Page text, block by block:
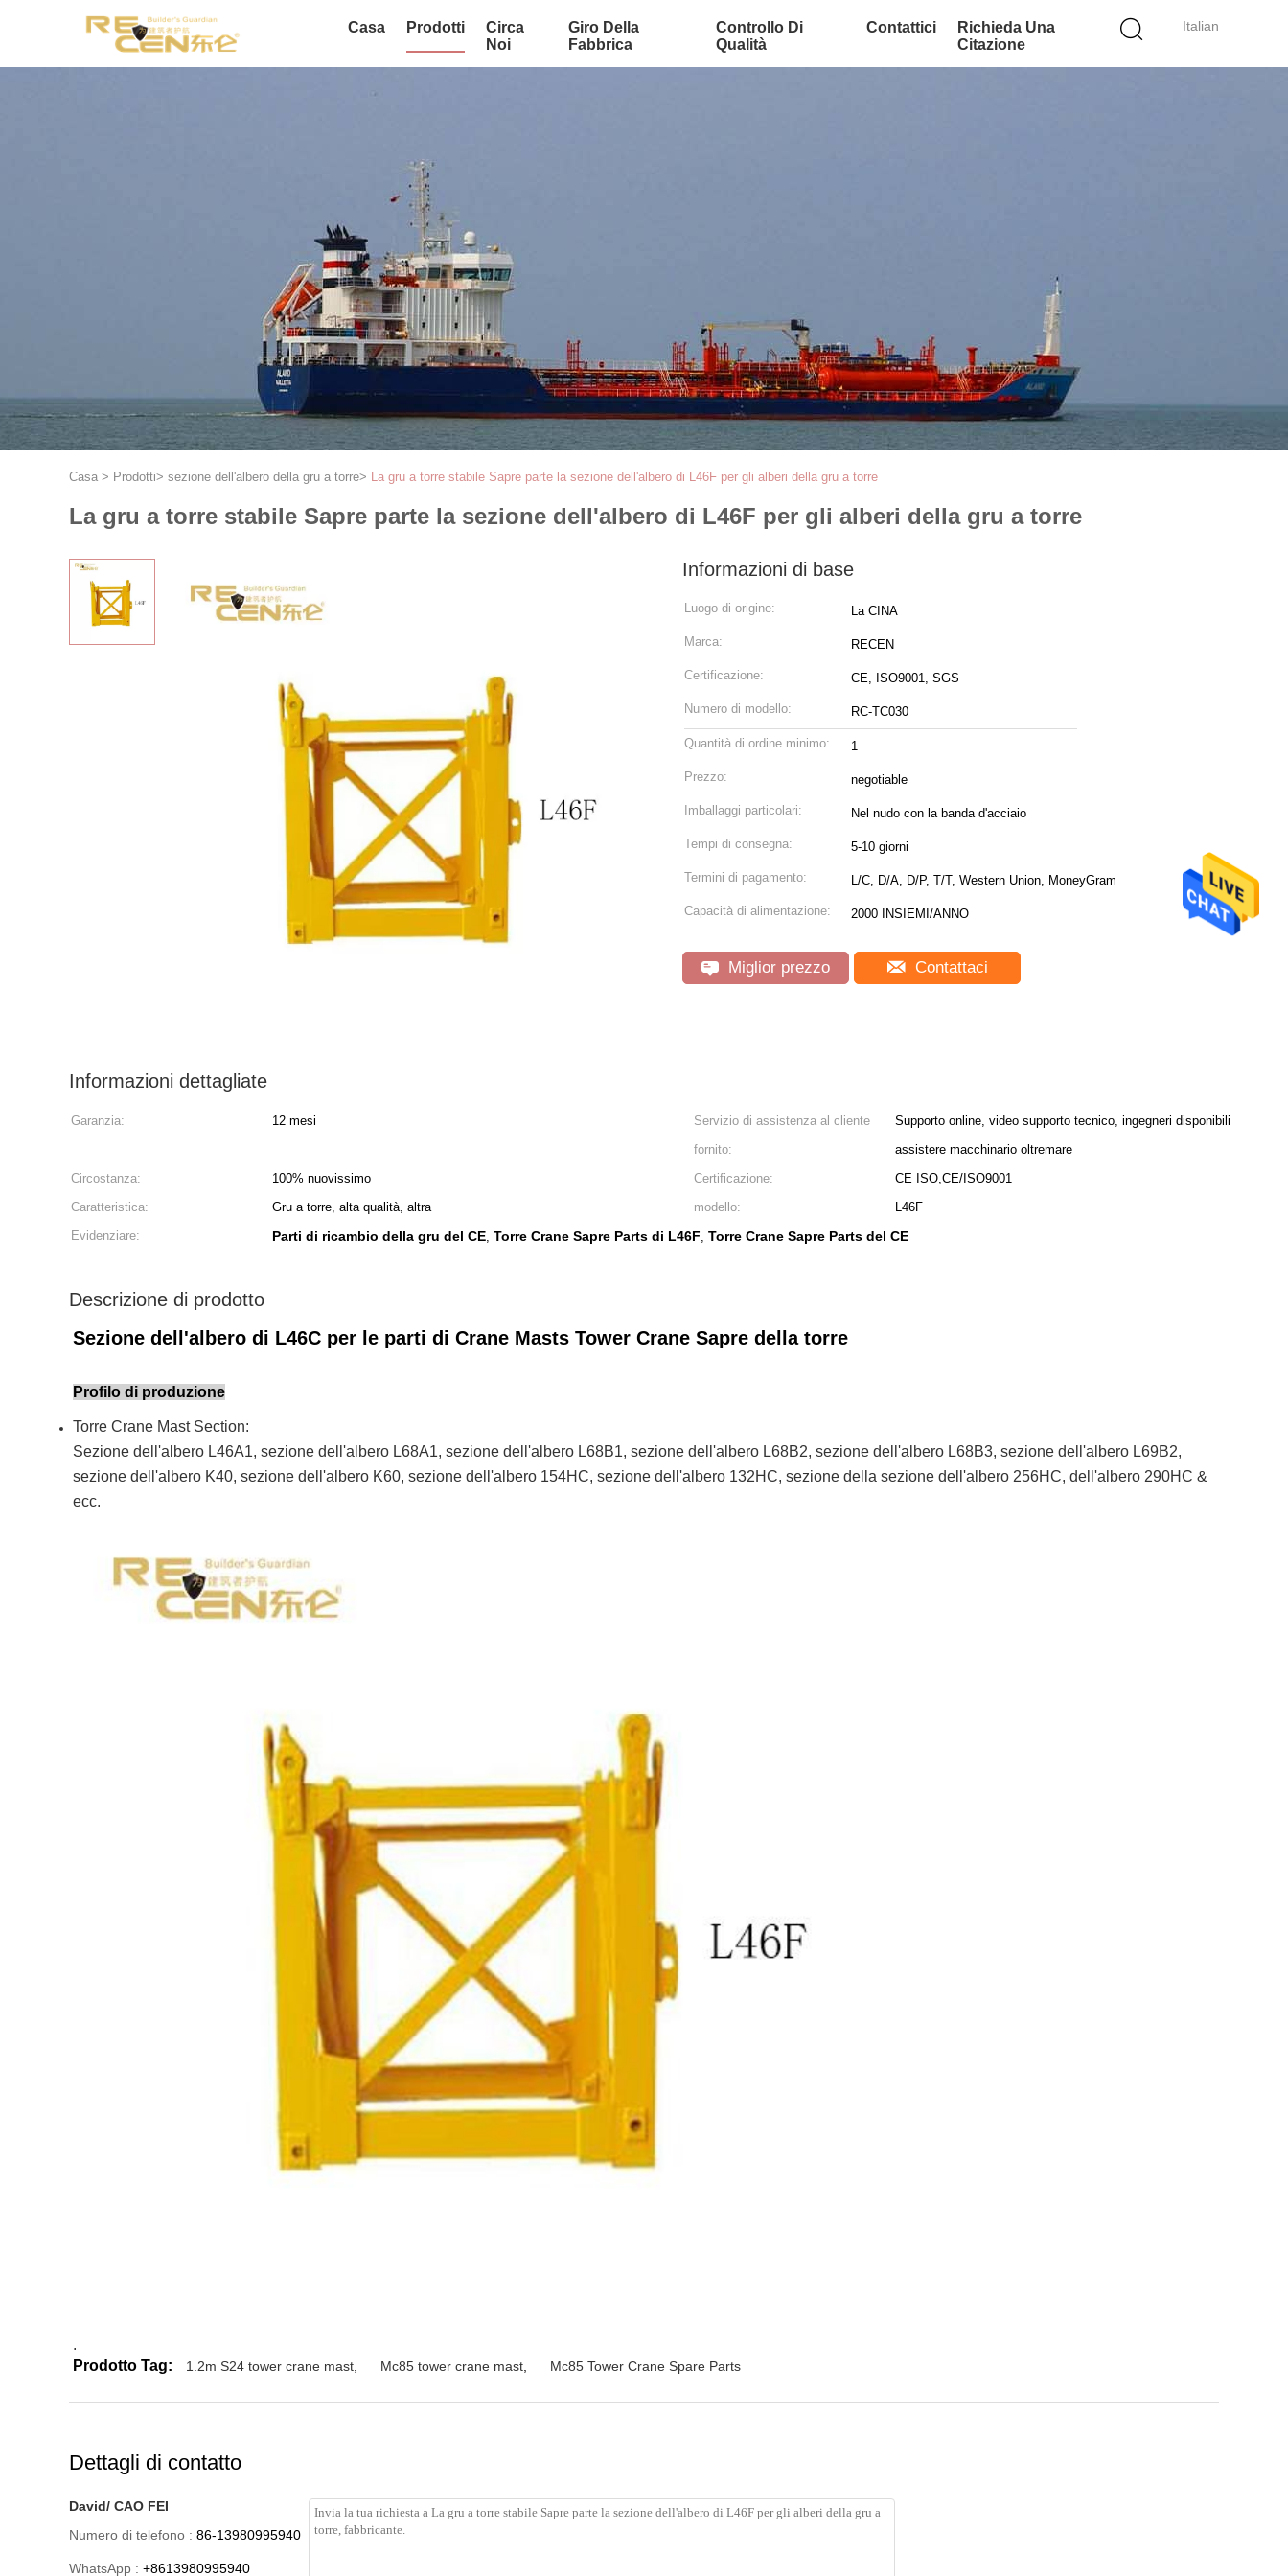
Italian
Casa Prodotti
Circa
Noi
Giro Della
Fabbrica
Controllo Di
Qualità
Contattici
Richieda Una
Citazione
Casa > Prodotti> sezione dell'albero della gru a torre> La gru a torre stabile Sapre parte la sezione dell'albero di L46F per gli alberi della gru a torre
La gru a torre stabile Sapre parte la sezione dell'albero di L46F per gli alberi della gru a torre
Informazioni di base
Luogo di origine: La CINA
Marca: RECEN
Certificazione: CE, ISO9001, SGS
Numero di modello: RC-TC030
Quantità di ordine minimo: 1
Prezzo: negotiable
Imballaggi particolari: Nel nudo con la banda d'acciaio
Tempi di consegna: 5-10 giorni
Termini di pagamento: L/C, D/A, D/P, T/T, Western Union, MoneyGram
Capacità di alimentazione: 2000 INSIEMI/ANNO
Miglior prezzo Contattaci
Informazioni dettagliate
Garanzia: 12 mesi
Servizio di assistenza al cliente
fornito:
Supporto online, video supporto tecnico, ingegneri disponibili
assistere macchinario oltremare
Circostanza:
100% nuovissimo Certificazione:
CE ISO,CE/ISO9001
Caratteristica:
Gru a torre, alta qualità, altra modello:
L46F
Evidenziare:
Parti di ricambio della gru del CE, Torre Crane Sapre Parts di L46F, Torre Crane Sapre Parts del CE
Descrizione di prodotto
Sezione dell'albero di L46C per le parti di Crane Masts Tower Crane Sapre della torre
Profilo di produzione
Torre Crane Mast Section:
Sezione dell'albero L46A1, sezione dell'albero L68A1, sezione dell'albero L68B1, sezione dell'albero L68B2, sezione dell'albero L68B3, sezione dell'albero L69B2,
sezione dell'albero K40, sezione dell'albero K60, sezione dell'albero 154HC, sezione dell'albero 132HC, sezione della sezione dell'albero 256HC, dell'albero 290HC &
ecc.
.
Prodotto Tag:
1.2m S24 tower crane mast Mc85 tower crane mast Mc85 Tower Crane Spare Parts
Dettagli di contatto
David/ CAO FEI
Numero di telefono : 86-13980995940
WhatsApp : +8613980995940